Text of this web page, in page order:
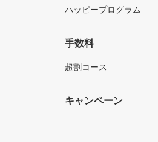
ハッピープログラム
手数料
超割コース
キャンペーン